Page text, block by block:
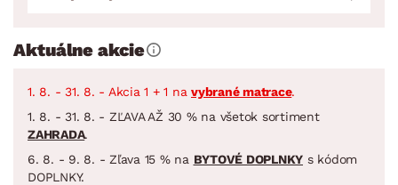
Aktuálne akcie
1. 8. - 31. 8. - Akcia 1 + 1 na vybrané matrace.
1. 8. - 31. 8. - ZĽAVA AŽ 30 % na všetok sortiment
ZAHRADA.
6. 8. - 9. 8. - Zľava 15 % na BYTOVÉ DOPLNKY s kódom
DOPLNKY.